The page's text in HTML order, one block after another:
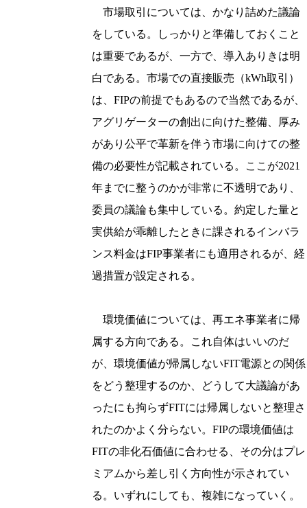
市場取引については、かなり詰めた議論
をしている。しっかりと準備しておくこと
は重要であるが、一方で、導入ありきは明
白である。市場での直接販売（kWh取引）
は、FIPの前提でもあるので当然であるが、
アグリゲーターの創出に向けた整備、厚み
があり公平で革新を伴う市場に向けての整
備の必要性が記載されている。ここが2021
年までに整うのかが非常に不透明であり、
委員の議論も集中している。約定した量と
実供給が乖離したときに課されるインバラ
ンス料金はFIP事業者にも適用されるが、経
過措置が設定される。
環境価値については、再エネ事業者に帰
属する方向である。これ自体はいいのだ
が、環境価値が帰属しないFIT電源との関係
をどう整理するのか、どうして大議論があ
ったにも拘らずFITには帰属しないと整理さ
れたのかよく分らない。FIPの環境価値は
FITの非化石価値に合わせる、その分はプレ
ミアムから差し引く方向性が示されてい
る。いずれにしても、複雑になっていく。